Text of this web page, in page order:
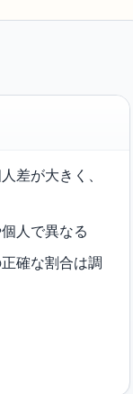
差が大きく、
人で異なる
確な割合は調